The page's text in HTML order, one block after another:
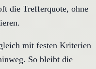
die Trefferquote, ohne
mit festen Kriterien
So bleibt die